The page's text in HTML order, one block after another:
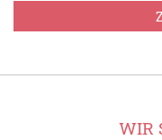
WIR